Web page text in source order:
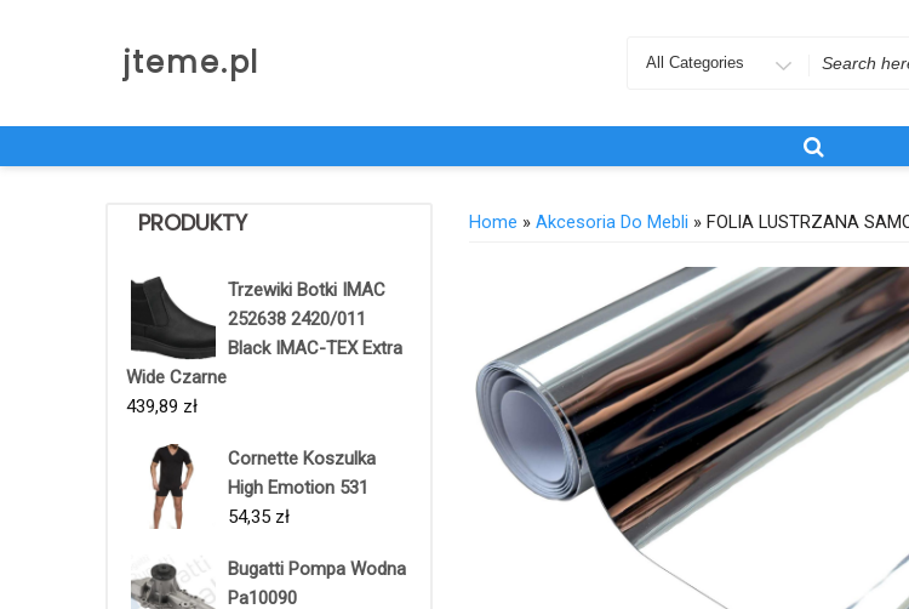
jteme.pl
Search
PRODUKTY
Trzewiki Botki IMAC
252638 2420/011
Black IMAC-TEX Extra
Wide Czarne
439,89 zł
Cornette Koszulka
High Emotion 531
54,35 zł
Bugatti Pompa Wodna
Pa10090
Home » Akcesoria Do Mebli » FOLIA LUSTRZANA